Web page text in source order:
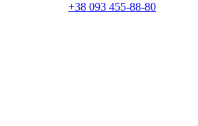
+38 093 455-88-80